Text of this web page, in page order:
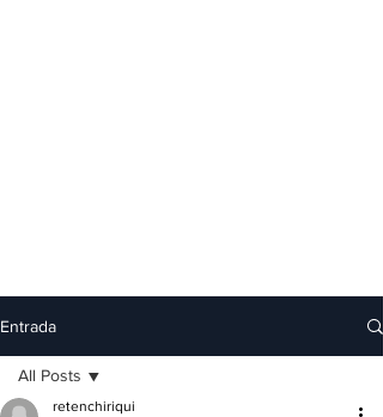
Entrada
All Posts
retenchiriqui